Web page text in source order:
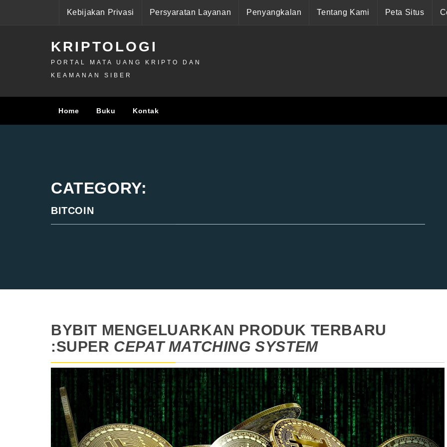
Kebijakan Privasi Persyaratan Layanan Penyangkalan Tentang Kami Peta Situs
KRIPTOLOGI
PORTAL MATA UANG KRIPTO DAN
KEAMANAN SIBER
Home Buku Kontak
CATEGORY:
BITCOIN
BYBIT MENGELUARKAN PRODUK TERBARU
:SUPER CEPAT MATCHING SYSTEM